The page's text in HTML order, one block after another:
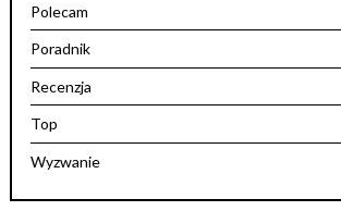
Polecam
Poradnik
Recenzja
Top
Wyzwanie